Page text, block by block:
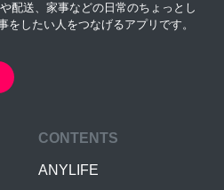
配送、家事などの日常のちょっとし
をしたい人をつなげるアプリです。
CONTENTS
ANYLIFE